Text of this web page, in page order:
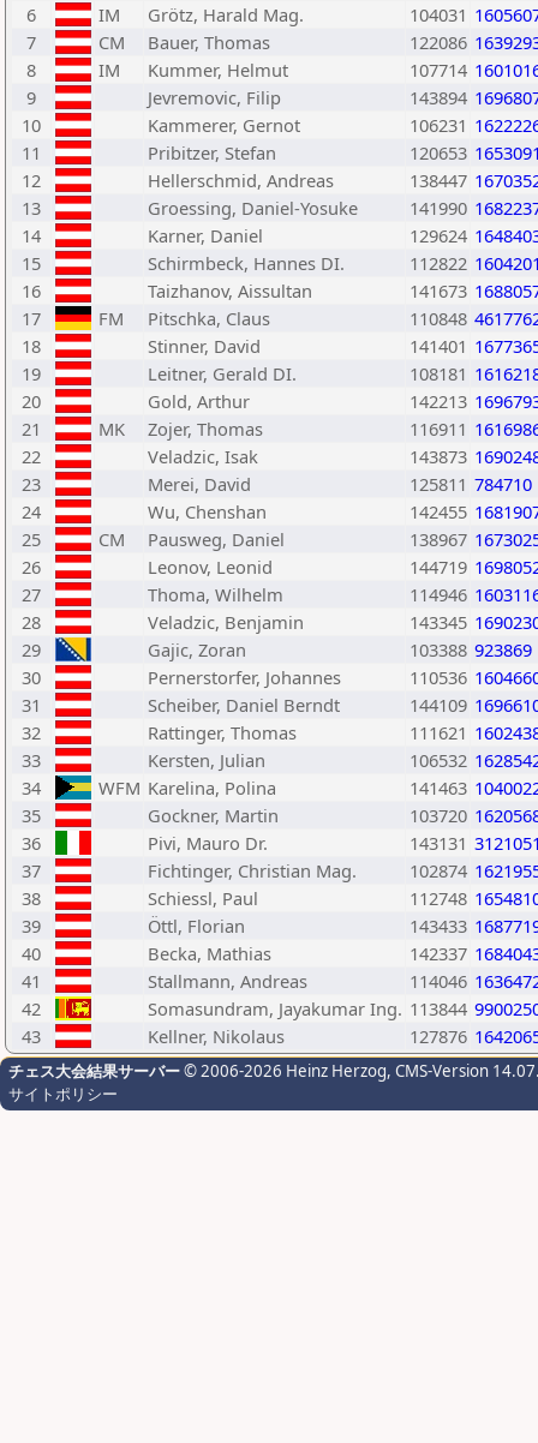
6
IM Grötz, Harald Mag. 104031
7
CM Bauer, Thomas 122086
8
IM Kummer, Helmut 107714
9
Jevremovic, Filip 143894
10
Kammerer, Gernot 106231
11
Pribitzer, Stefan 120653
12
Hellerschmid, Andreas 138447
13
Groessing, Daniel-Yosuke 141990
14
Karner, Daniel 129624
15
Schirmbeck, Hannes DI. 112822
16
Taizhanov, Aissultan 141673
17
FM Pitschka, Claus 110848
18
Stinner, David 141401
19
Leitner, Gerald DI. 108181
20
Gold, Arthur 142213
21
MK Zojer, Thomas 116911
22
Veladzic, Isak 143873
23
Merei, David 125811 784710
24
Wu, Chenshan 142455
25
CM Pausweg, Daniel 138967
26
Leonov, Leonid 144719
27
Thoma, Wilhelm 114946
28
Veladzic, Benjamin 143345
29
Gajic, Zoran 103388 923869
30
Pernerstorfer, Johannes 110536
31
Scheiber, Daniel Berndt 144109
32
Rattinger, Thomas 111621
33
Kersten, Julian 106532
34
WFM Karelina, Polina 141463
35
Gockner, Martin 103720
36
Pivi, Mauro Dr. 143131
37
Fichtinger, Christian Mag. 102874
38
Schiessl, Paul 112748
39
Öttl, Florian 143433
40
Becka, Mathias 142337
41
Stallmann, Andreas 114046
42
Somasundram, Jayakumar Ing. 113844
43
Kellner, Nikolaus 127876
チェス大会結果サーバー© 2006-2026 Heinz Herzog, CMS-Version
サイトポリシー